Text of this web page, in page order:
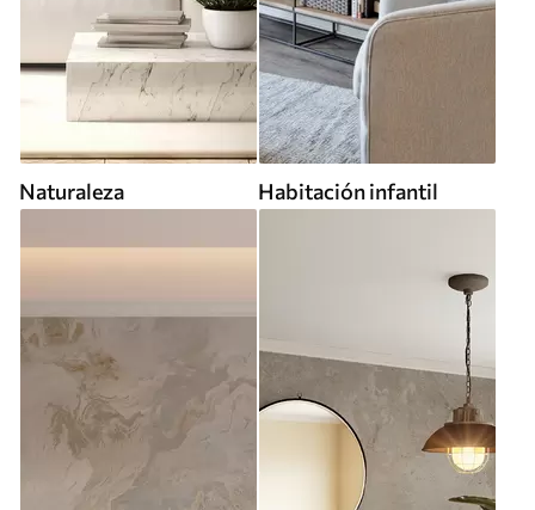
Naturaleza Habitación infantil